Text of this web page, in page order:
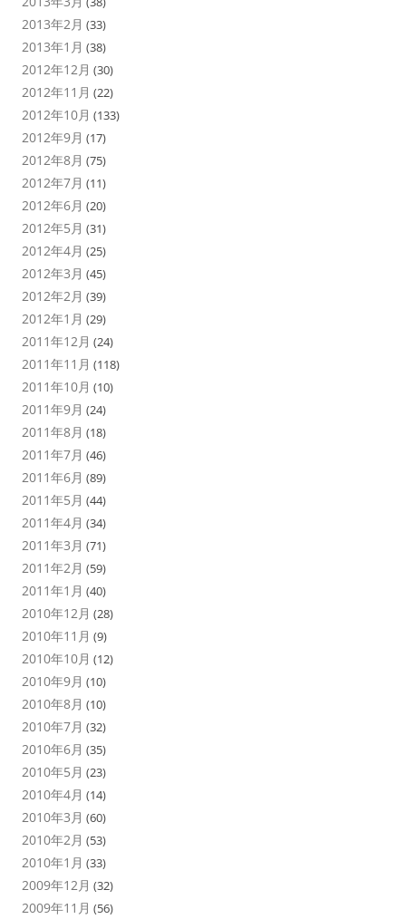
2013年2月 (33)
2013年1月 (38)
2012年12月 (30)
2012年11月 (22)
2012年10月 (133)
2012年9月 (17)
2012年8月 (75)
2012年7月 (11)
2012年6月 (20)
2012年5月 (31)
2012年4月 (25)
2012年3月 (45)
2012年2月 (39)
2012年1月 (29)
2011年12月 (24)
2011年11月 (118)
2011年10月 (10)
2011年9月 (24)
2011年8月 (18)
2011年7月 (46)
2011年6月 (89)
2011年5月 (44)
2011年4月 (34)
2011年3月 (71)
2011年2月 (59)
2011年1月 (40)
2010年12月 (28)
2010年11月 (9)
2010年10月 (12)
2010年9月 (10)
2010年8月 (10)
2010年7月 (32)
2010年6月 (35)
2010年5月 (23)
2010年4月 (14)
2010年3月 (60)
2010年2月 (53)
2010年1月 (33)
2009年12月 (32)
2009年11月 (56)